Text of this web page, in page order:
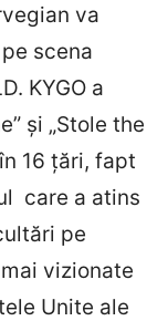
va
scena
KYGO a
și „Stole the
16 țări, fapt
care a atins
pe
vizionate
Unite ale